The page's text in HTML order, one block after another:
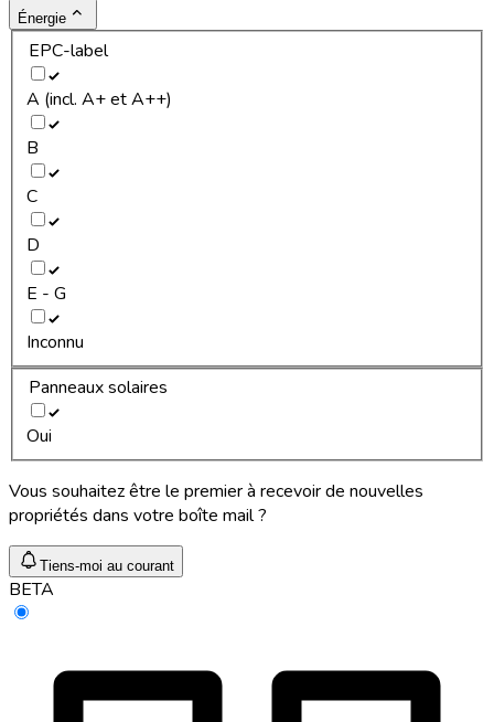
Énergie
EPC-label
A (incl. A+ et A++)
B
C
D
E - G
Inconnu
Panneaux solaires
Oui
Vous souhaitez être le premier à recevoir de nouvelles
propriétés dans votre boîte mail ?
Tiens-moi au courant
BETA